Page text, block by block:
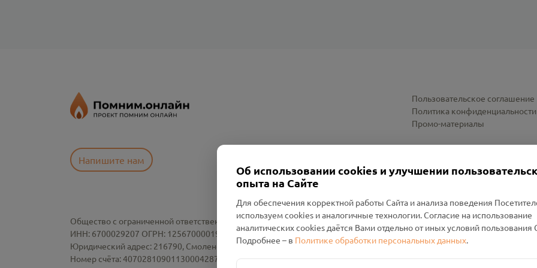
Напишите нам
Пользовательское соглашение
Политика конфиденциальности
Промо-материалы
Общество с ограниченной ответственностью «Смоленский Проект Помним»
ИНН: 6700029207 ОГРН: 1256700001986
Юридический адрес: 216790, Смоленская область, р-н Руднянский, г. Рудня, улица Западная, д. 26А, пом. 18
Номер счёта: 40702810901130004287 в АО "АЛЬФА-БАНК"
Об использовании cookies и улучшении
опыта на Сайте
Для обеспечения корректной работы Сайта и анализа поведения
используем cookies и аналогичные технологии. Согласие на использование
аналитических cookies даётся Вами отдельно от иных условий пользования
Подробнее – в Политике обработки персональных данных.